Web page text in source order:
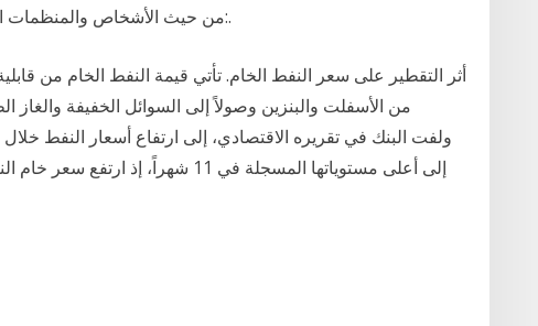
من حيث الأشخاص والمنظمات المؤثرة على نفط برنت، نسلط الضوء على:.
أثر التقطير على سعر النفط الخام. تأتي قيمة النفط الخام من
من الأسفلت والبنزين وصولاً إلى السوائل الخفيفة والغاز